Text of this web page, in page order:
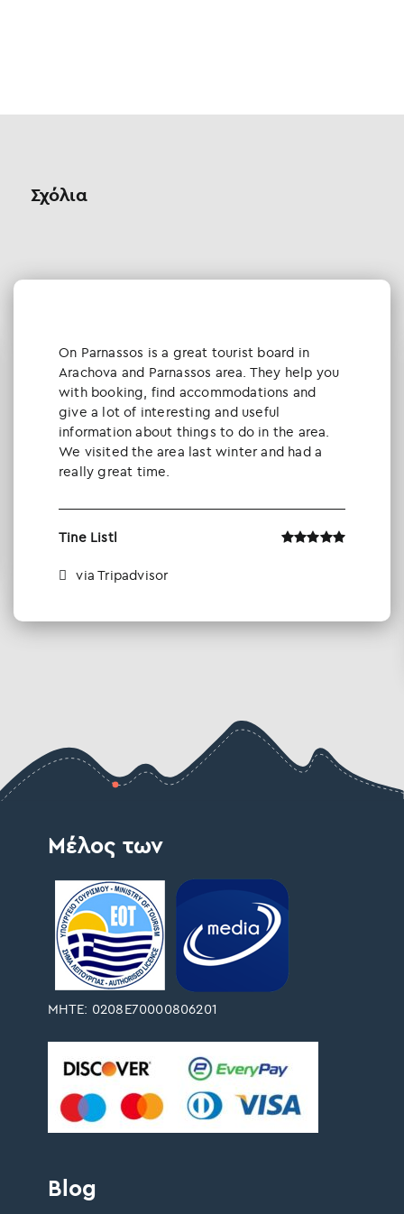
Σχόλια
Οn Parnassos is a great tourist board in
Arachova and Parnassos area. They help you
with booking, find accommodations and
give a lot of interesting and useful
information about things to do in the area.
We visited the area last winter and had a
really great time.
Tine Listl
via Tripadvisor
Μέλος των
ΜΗΤΕ: 0208Ε70000806201
Blog